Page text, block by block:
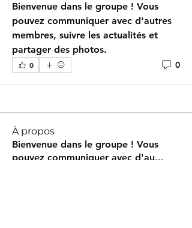
Bienvenue dans le groupe ! Vous
pouvez communiquer avec d'autres
membres, suivre les actualités et
partager des photos.
0 0
À propos
Bienvenue dans le groupe ! Vous
pouvez communiquer avec d'au...